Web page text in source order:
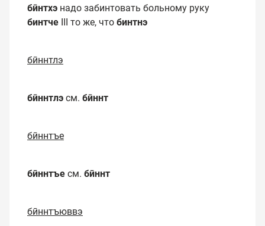
бӣнтхэ надо забинтовать больному руку
бинтче III то же, что бинтнэ
бӣннтлэ
бӣннтлэ см. бӣннт
бӣннтъе
бӣннтъе см. бӣннт
бӣннтъюввэ